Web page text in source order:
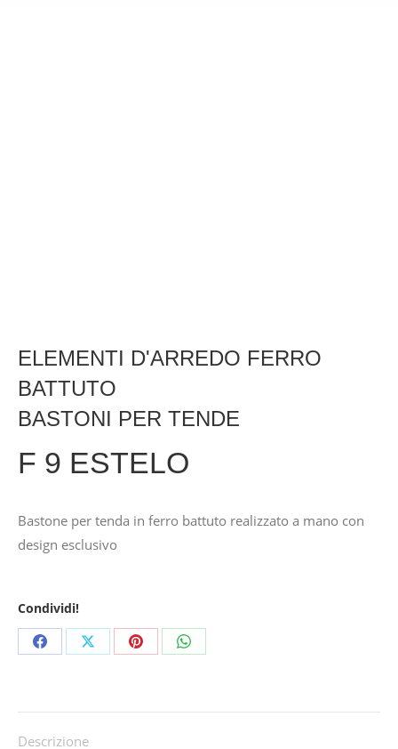
ELEMENTI D'ARREDO FERRO
BATTUTO
BASTONI PER TENDE
F 9 ESTELO
Bastone per tenda in ferro battuto realizzato a mano con
design esclusivo
Condividi!
Share
Facebook
Share
X
Share
Pinterest
Share
WhatsApp
Descrizione